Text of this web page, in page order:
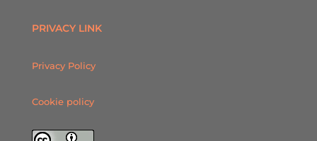
PRIVACY LINK
Privacy Policy
Cookie policy